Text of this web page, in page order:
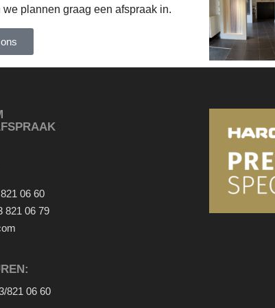
we plannen graag een afspraak in.
06 60
821 06 79
821 06 60